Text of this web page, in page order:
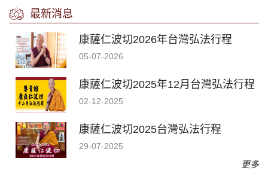
最新消息
康薩仁波切2026年台灣弘法行程
05-07-2026
康薩仁波切2025年12月台灣弘法行程
02-12-2025
康薩仁波切2025台灣弘法行程
29-07-2025
更多